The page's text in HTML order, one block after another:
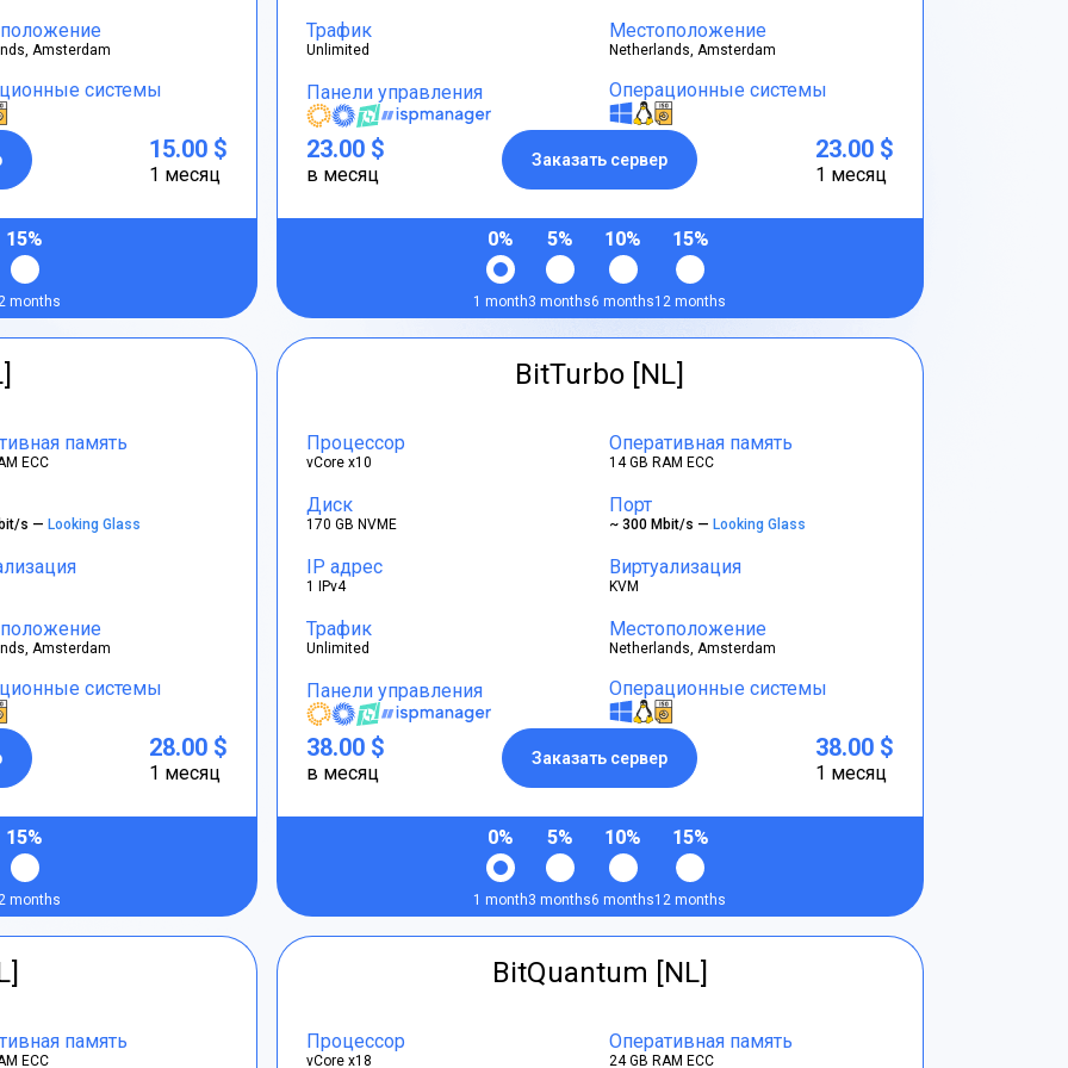
Amsterdam
системы
15.00 $
1 месяц
15%
months
Трафик
Unlimited
Местоположение
Netherlands, Amsterdam
Панели управления Операционные системы
23.00 $
в месяц
Заказать сервер 23.00 $
1 месяц
0%
1 month
5%
3 months
10%
6 months
15%
12 months
память
ECC
s — Looking Glass
Amsterdam
системы
28.00 $
1 месяц
15%
months
BitTurbo [NL]
Процессор
vCore x10
Оперативная память
14 GB RAM ECC
Диск
170 GB NVME
Порт
~ 300 Mbit/s —Looking Glass
IP адрес
1 IPv4
Виртуализация
KVM
Трафик
Unlimited
Местоположение
Netherlands, Amsterdam
Панели управления Операционные системы
38.00 $
в месяц
Заказать сервер 38.00 $
1 месяц
0%
1 month
5%
3 months
10%
6 months
15%
12 months
память
ECC
BitQuantum [NL]
Процессор
vCore x18
Оперативная память
24 GB RAM ECC